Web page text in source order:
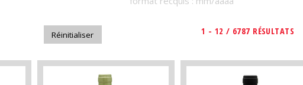
1 - 12 / 6787 RÉSULTATS